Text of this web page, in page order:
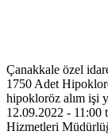
Çanakkale özel
1750 Adet
hipokloröz alım işi
12.09.2022 - 11:00
Hizmetleri